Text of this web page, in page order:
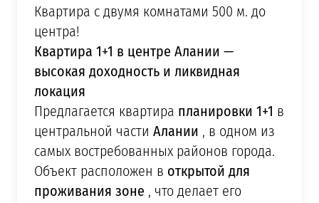
Квартира с двумя комнатами 500 м. до
центра!
Квартира 1+1 в центре Алании —
высокая доходность и ликвидная
локация
Предлагается квартира планировки 1+1 в
центральной части Алании , в одном из
самых востребованных районов города.
Объект расположен в открытой для
проживания зоне , что делает его